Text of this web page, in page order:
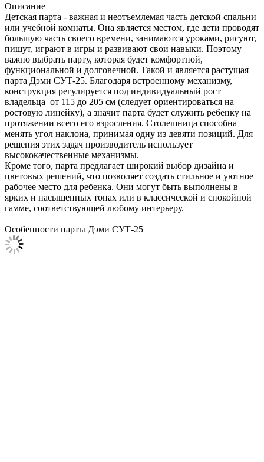
Описание
Детская партa - важная и неотъемлемая часть детской спальни
или учебной комнаты. Она является местом, где дети проводят
большую часть своего времени, занимаются уроками, рисуют,
пишут, играют в игры и развивают свои навыки. Поэтому
важно выбрать парту, которая будет комфортной,
функциональной и долговечной. Такой и является растущая
парта Дэми СУТ-25. Благодаря встроенному механизму,
конструкция регулируется под индивидуальный рост
владельца от 115 до 205 см (следует ориентироваться на
ростовую линейку), а значит парта будет служить ребенку на
протяжении всего его взросления. Столешница способна
менять угол наклона, принимая одну из девяти позиций. Для
решения этих задач производитель использует
высококачественные механизмы.
Кроме того, парта предлагает широкий выбор дизайна и
цветовых решений, что позволяет создать стильное и уютное
рабочее место для ребенка. Они могут быть выполнены в
ярких и насыщенных тонах или в классической и спокойной
гамме, соответствующей любому интерьеру.
Особенности парты Дэми СУТ-25